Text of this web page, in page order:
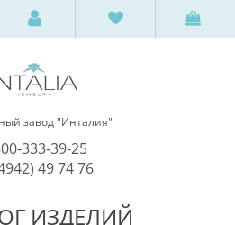
завод "Инталия"
333-39-25
49 74 76
ИЗДЕЛИЙ